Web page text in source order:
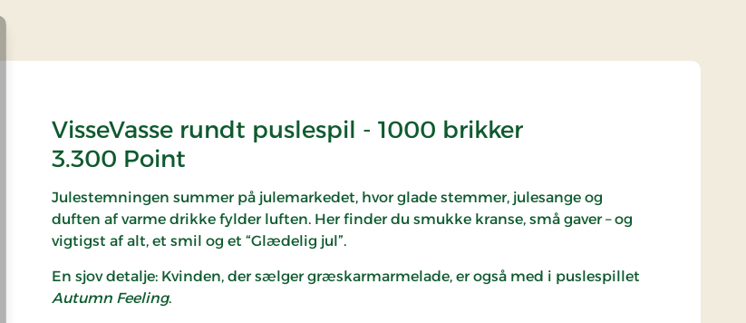
VisseVasse rundt puslespil - 1000 brikker
3.300 Point
Julestemningen summer på julemarkedet, hvor glade stemmer, julesange og
duften af varme drikke fylder luften. Her finder du smukke kranse, små gaver – og
vigtigst af alt, et smil og et “Glædelig jul”.
En sjov detalje: Kvinden, der sælger græskarmarmelade, er også med i puslespillet
Autumn Feeling.